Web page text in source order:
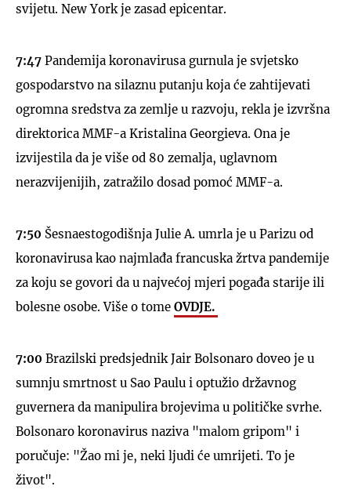
svijetu. New York je zasad epicentar.
7:47 Pandemija koronavirusa gurnula je svjetsko
gospodarstvo na silaznu putanju koja će zahtijevati
ogromna sredstva za zemlje u razvoju, rekla je izvršna
direktorica MMF-a Kristalina Georgieva. Ona je
izvijestila da je više od 80 zemalja, uglavnom
nerazvijenijih, zatražilo dosad pomoć MMF-a.
7:50 Šesnaestogodišnja Julie A. umrla je u Parizu od
koronavirusa kao najmlađa francuska žrtva pandemije
za koju se govori da u najvećoj mjeri pogađa starije ili
bolesne osobe. Više o tome OVDJE.
7:00 Brazilski predsjednik Jair Bolsonaro doveo je u
sumnju smrtnost u Sao Paulu i optužio državnog
guvernera da manipulira brojevima u političke svrhe.
Bolsonaro koronavirus naziva "malom gripom" i
poručuje: "Žao mi je, neki ljudi će umrijeti. To je
život".